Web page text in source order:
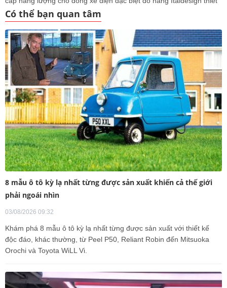
kế.
Có thể bạn quan tâm
8 mẫu ô tô kỳ lạ nhất từng được sản xuất khiến cả thế giới
phải ngoái nhìn
03/08/2026 09:32
Khám phá 8 mẫu ô tô kỳ lạ nhất từng được sản xuất với thiết kế
độc đáo, khác thường, từ Peel P50, Reliant Robin đến Mitsuoka
Orochi và Toyota WiLL Vi.